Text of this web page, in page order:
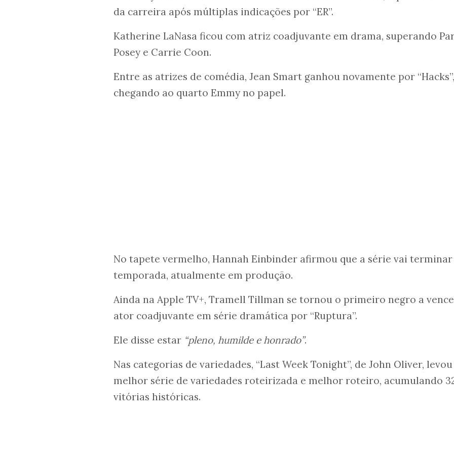
da carreira após múltiplas indicações por “ER”.
Katherine LaNasa ficou com atriz coadjuvante em drama, superando
Posey e Carrie Coon.
Entre as atrizes de comédia, Jean Smart ganhou novamente por “Hacks”,
chegando ao quarto Emmy no papel.
No tapete vermelho, Hannah Einbinder afirmou que a série vai terminar
temporada, atualmente em produção.
Ainda na Apple TV+, Tramell Tillman se tornou o primeiro negro a
ator coadjuvante em série dramática por “Ruptura”.
Ele disse estar “pleno, humilde e honrado”.
Nas categorias de variedades, “Last Week Tonight”, de John Oliver, levou
melhor série de variedades roteirizada e melhor roteiro, acumulando
vitórias históricas.